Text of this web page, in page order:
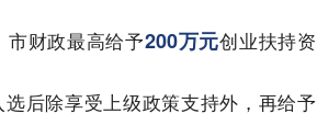
市财政最高给予200万元创业扶持资
后除享受上级政策支持外，再给予